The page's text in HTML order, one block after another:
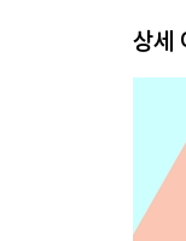
02 도
03 옥
II 신
01 문
02 청
상세